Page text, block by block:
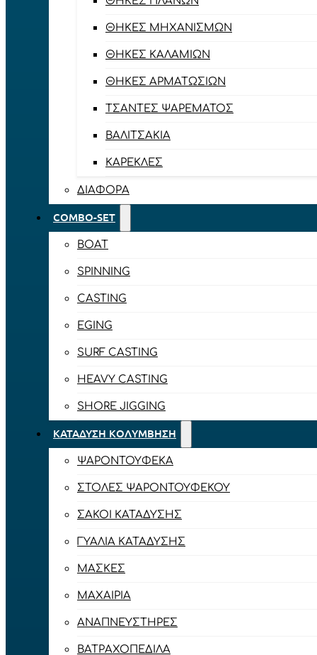
ΘΉΚΕΣ ΜΗΧΑΝΙΣΜΏΝ
ΘΉΚΕΣ ΚΑΛΑΜΙΏΝ
ΘΉΚΕΣ ΑΡΜΑΤΩΣΙΏΝ
ΤΣΆΝΤΕΣ ΨΑΡΈΜΑΤΟΣ
ΒΑΛΙΤΣΆΚΙΑ
ΚΑΡΈΚΛΕΣ
ΔΙΆΦΟΡΑ
COMBO-SET
BOAT
SPINNING
CASTING
EGING
SURF CASTING
HEAVY CASTING
SHORE JIGGING
ΚΑΤΆΔΥΣΗ ΚΟΛΎΜΒΗΣΗ
ΨΑΡΟΝΤΟΎΦΕΚΑ
ΣΤΟΛΈΣ ΨΑΡΟΝΤΟΎΦΕΚΟΥ
ΣΆΚΟΙ ΚΑΤΆΔΥΣΗΣ
ΓΥΑΛΙΆ ΚΑΤΆΔΥΣΗΣ
ΜΆΣΚΕΣ
ΜΑΧΑΊΡΙΑ
ΑΝΑΠΝΕΥΣΤΉΡΕΣ
ΒΑΤΡΑΧΟΠΈΔΙΛΑ